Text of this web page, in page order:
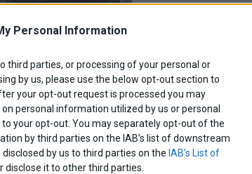
Personal Information
third parties, or processing of your personal or
by us, please use the below opt-out section to
your opt-out request is processed you may
personal information utilized by us or personal
your opt-out. You may separately opt-out of the
by third parties on the IAB’s list of downstream
by us to third parties on the IAB’s List of
it to other third parties.
σπορτίφ αίσθηση.